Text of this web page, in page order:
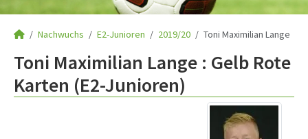
Nachwuchs E2-Junioren 2019/20 Toni Maximilian Lange
Toni Maximilian Lange : Gelb Rote
Karten (E2-Junioren)